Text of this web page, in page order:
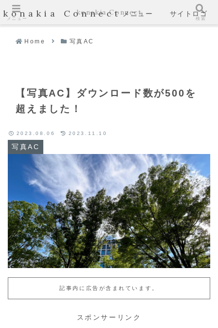
konakia Connectメニュー サイトロゴ
Home 写真AC
【写真AC】ダウンロード数が500を
超えました！
写真AC
2023.08.06 2023.11.10
記事内に広告が含まれています。
スポンサーリンク
メニュー
konakia Connect
検索